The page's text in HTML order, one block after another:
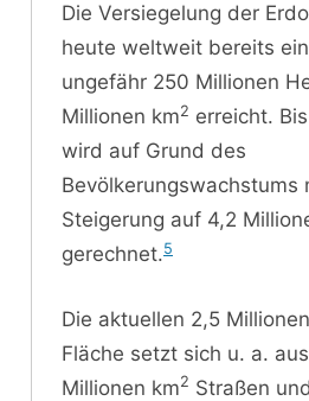
Die Versiegelung der
heute weltweit bereits
ungefähr 250 Millionen
Millionen km2 erreicht.
wird auf Grund des
Bevölkerungswachstums
Steigerung auf 4,2
gerechnet.5
Die aktuellen 2,5
Fläche setzt sich u. a.
Millionen km2 Straßen